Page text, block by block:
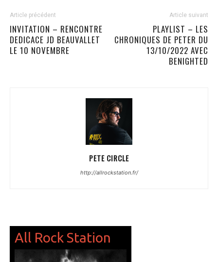
Article précédent
INVITATION – RENCONTRE
DEDICACE JD BEAUVALLET
LE 10 NOVEMBRE
Article suivant
PLAYLIST – LES
CHRONIQUES DE PETER DU
13/10/2022 AVEC
BENIGHTED
PETE CIRCLE
http://allrockstation.fr/